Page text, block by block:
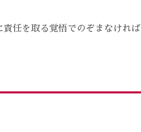
任を取る覚悟でのぞまなければ